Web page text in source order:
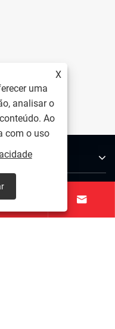
 
X
uma
analisar o
Ao
com o uso